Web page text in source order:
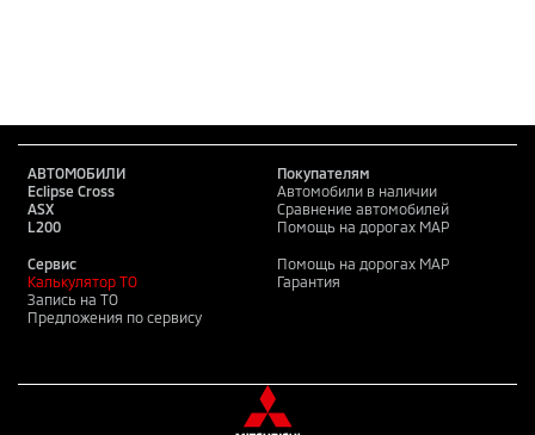
АВТОМОБИЛИ
Eclipse Cross
ASX
L200
Покупателям
Автомобили в наличии
Сравнение автомобилей
Помощь на дорогах MAP
Сервис
Калькулятор ТО
Запись на ТО
Предложения по сервису
Помощь на дорогах MAP
Гарантия